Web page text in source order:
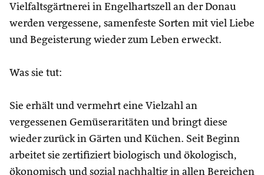
Vielfaltsgärtnerei in Engelhartszell an der Donau
werden vergessene, samenfeste Sorten mit viel Liebe
und Begeisterung wieder zum Leben erweckt.
Was sie tut:
Sie erhält und vermehrt eine Vielzahl an
vergessenen Gemüseraritäten und bringt diese
wieder zurück in Gärten und Küchen. Seit Beginn
arbeitet sie zertifiziert biologisch und ökologisch,
ökonomisch und sozial nachhaltig in allen Bereichen